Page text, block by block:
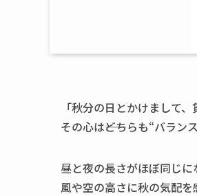
「秋分の日とかけまして
その心は――どちらも“バラン
昼と夜の長さがほぼ同じ
風や空の高さに秋の気配